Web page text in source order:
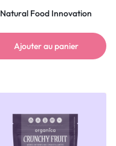
Natural Food Innovation
Ajouter au panier